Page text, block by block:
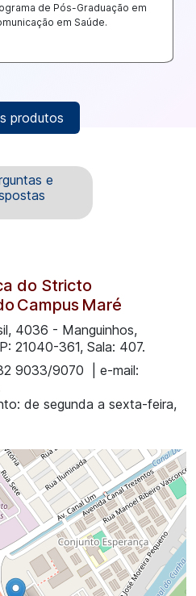
de Pós-Graduação em
em Saúde.
produtos
e
do Stricto
Campus Maré
4036 - Manguinhos,
21040-361, Sala: 407.
9033/9070 | e-mail:
de segunda a sexta-feira,